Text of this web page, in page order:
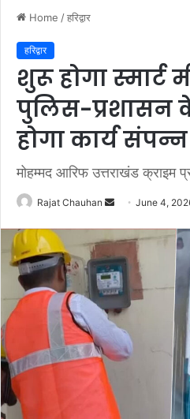
Home /हरिद्वार
हरिद्वार
शुरू होगा स्मार्ट
पुलिस-प्रशासन
होगा कार्य संपन्न
मोहम्मद आरिफ उत्तराखंड क्राइम
Rajat Chauhan
Send
email
June 4,